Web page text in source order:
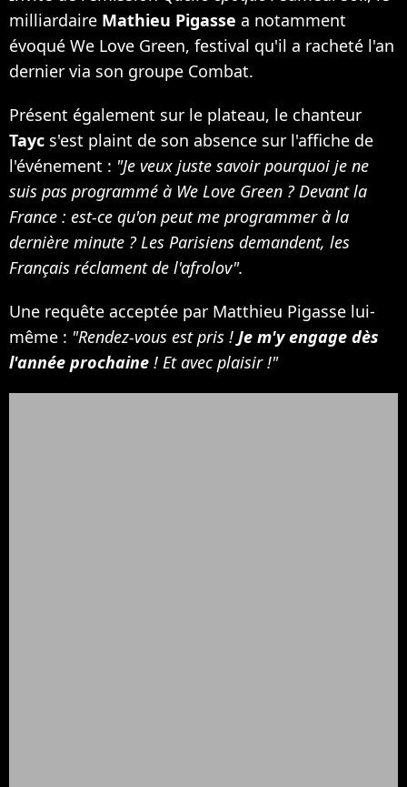
milliardaire Mathieu Pigasse a notamment
évoqué We Love Green, festival qu'il a racheté l'an
dernier via son groupe Combat.
Présent également sur le plateau, le chanteur
Tayc s'est plaint de son absence sur l'affiche de
l'événement : "Je veux juste savoir pourquoi je ne
suis pas programmé à We Love Green ? Devant la
France : est-ce qu'on peut me programmer à la
dernière minute ? Les Parisiens demandent, les
Français réclament de l'afrolov".
Une requête acceptée par Matthieu Pigasse lui-
même : "Rendez-vous est pris ! Je m'y engage dès
l'année prochaine ! Et avec plaisir !"